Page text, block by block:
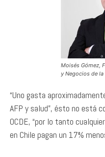
Moisés Gómez,
y Negocios de la
“Uno gasta
AFP y salud”, ésto no está
OCDE, “por lo tanto
en Chile pagan un 17%